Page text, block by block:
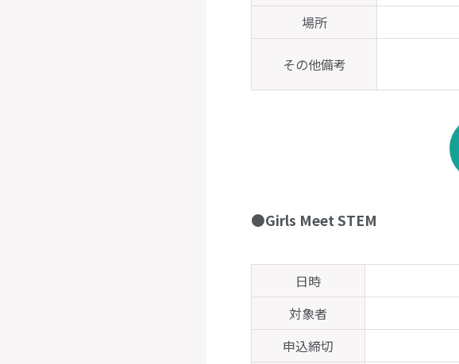
場所
その他備考
●Girls Meet STEM
日時
対象者
申込締切